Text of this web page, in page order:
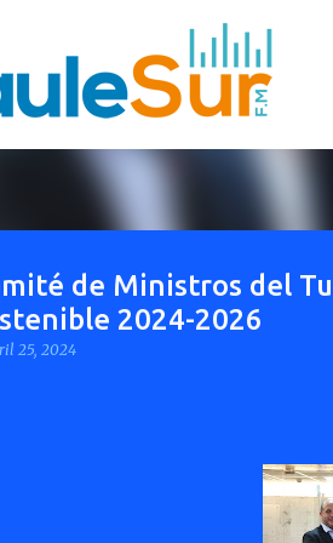
de Ministros del
2024-2026
25, 2024